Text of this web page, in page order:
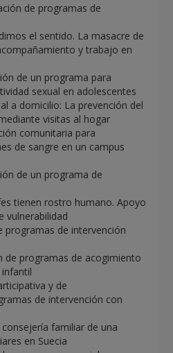
de programas de
el sentido. La masacre de
y trabajo en
de un programa para
sexual en adolescentes
a domicilio: La prevención del
visitas al hogar
comunitaria para
de sangre en un campus
de un programa de
tienen rostro humano. Apoyo
vulnerabilidad
programas de intervención
de programas de acogimiento
y de
de intervención con
familiar de una
en Suecia